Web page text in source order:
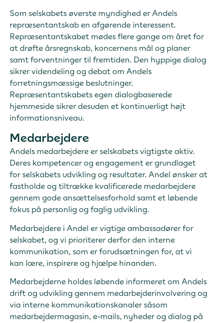
Som selskabets øverste myndighed er Andels
repræsentantskab en afgørende interessent.
Repræsentantskabet mødes flere gange om året for
at drøfte årsregnskab, koncernens mål og planer
samt forventninger til fremtiden. Den hyppige dialog
sikrer videndeling og debat om Andels
forretningsmæssige beslutninger.
Repræsentantskabets egen dialogbaserede
hjemmeside sikrer desuden et kontinuerligt højt
informationsniveau.
Medarbejdere
Andels medarbejdere er selskabets vigtigste aktiv.
Deres kompetencer og engagement er grundlaget
for selskabets udvikling og resultater. Andel ønsker at
fastholde og tiltrække kvalificerede medarbejdere
gennem gode ansættelsesforhold samt et løbende
fokus på personlig og faglig udvikling.
Medarbejdere i Andel er vigtige ambassadører for
selskabet, og vi prioriterer derfor den interne
kommunikation, som er forudsætningen for, at vi
kan lære, inspirere og hjælpe hinanden.
Medarbejderne holdes løbende informeret om Andels
drift og udvikling gennem medarbejderinvolvering og
via interne kommunikationskanaler såsom
medarbejdermagasin, e-mails, nyheder og dialog på